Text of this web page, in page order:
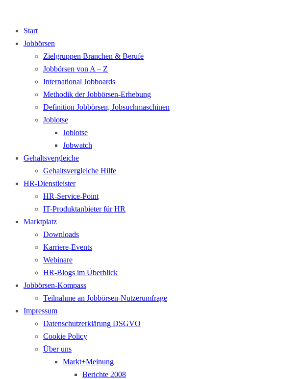
Start
Jobbörsen
Zielgruppen Branchen & Berufe
Jobbörsen von A – Z
International Jobboards
Methodik der Jobbörsen-Erhebung
Definition Jobbörsen, Jobsuchmaschinen
Joblotse
Joblotse
Jobwatch
Gehaltsvergleiche
Gehaltsvergleiche Hilfe
HR-Dienstleister
HR-Service-Point
IT-Produktanbieter für HR
Marktplatz
Downloads
Karriere-Events
Webinare
HR-Blogs im Überblick
Jobbörsen-Kompass
Teilnahme an Jobbörsen-Nutzerumfrage
Impressum
Datenschutzerklärung DSGVO
Cookie Policy
Über uns
Markt+Meinung
Berichte 2008